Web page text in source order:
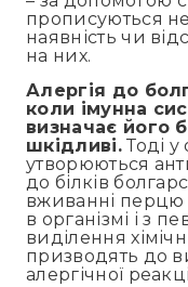
прописуються
наявність чи
на них.
Алергія до
коли імунна
визначає його
шкідливі.Тоді у
утворюються
до білків
вживанні перцю
в організмі і з
виділення
призводять до
алергічної